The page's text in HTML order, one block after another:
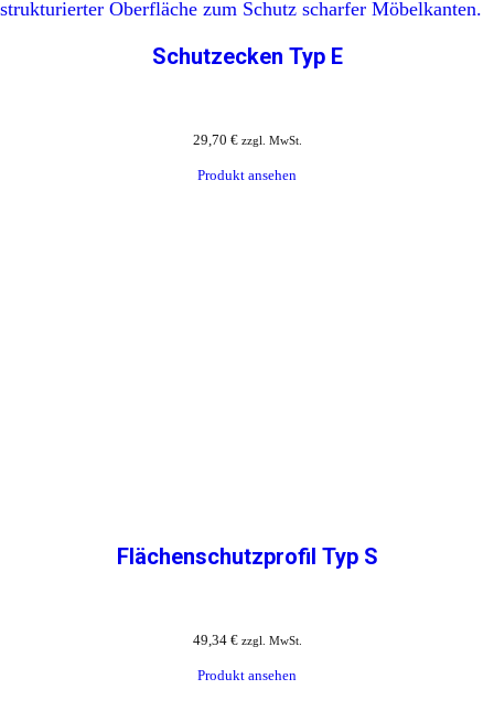
Schutzecken Typ E
29,70 € zzgl. MwSt.
Produkt ansehen
Flächenschutzprofil Typ S
49,34 € zzgl. MwSt.
Produkt ansehen